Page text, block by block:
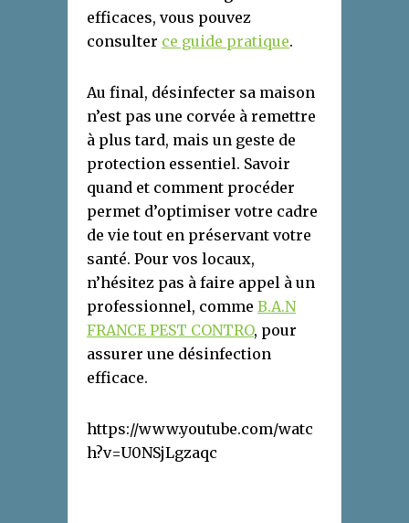
efficaces, vous pouvez
consulter ce guide pratique.
Au final, désinfecter sa maison
n’est pas une corvée à remettre
à plus tard, mais un geste de
protection essentiel. Savoir
quand et comment procéder
permet d’optimiser votre cadre
de vie tout en préservant votre
santé. Pour vos locaux,
n’hésitez pas à faire appel à un
professionnel, comme B.A.N
FRANCE PEST CONTRO, pour
assurer une désinfection
efficace.
https://www.youtube.com/watc
h?v=U0NSjLgzaqc